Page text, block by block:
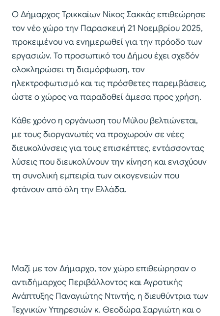
Ο Δήμαρχος Τρικκαίων Νίκος Σακκάς επιθεώρησε
τον νέο χώρο την Παρασκευή 21 Νοεμβρίου 2025,
προκειμένου να ενημερωθεί για την πρόοδο των
εργασιών. Το προσωπικό του Δήμου έχει σχεδόν
ολοκληρώσει τη διαμόρφωση, τον
ηλεκτροφωτισμό και τις πρόσθετες παρεμβάσεις,
ώστε ο χώρος να παραδοθεί άμεσα προς χρήση.
Κάθε χρόνο η οργάνωση του Μύλου βελτιώνεται,
με τους διοργανωτές να προχωρούν σε νέες
διευκολύνσεις για τους επισκέπτες, εντάσσοντας
λύσεις που διευκολύνουν την κίνηση και ενισχύουν
τη συνολική εμπειρία των οικογενειών που
φτάνουν από όλη την Ελλάδα.
Μαζί με τον Δήμαρχο, τον χώρο επιθεώρησαν ο
αντιδήμαρχος Περιβάλλοντος και Αγροτικής
Ανάπτυξης Παναγιώτης Ντιντής, η διευθύντρια των
Τεχνικών Υπηρεσιών κ. Θεοδώρα Σαργιώτη και ο